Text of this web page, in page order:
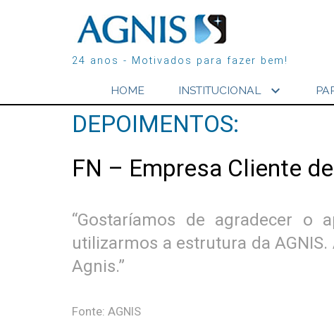
24 anos - Motivados para fazer bem!
HOME INSTITUCIONAL expand_more
DEPOIMENTOS:
FN – Empresa Cliente
“Gostaríamos de agradecer o
utilizarmos a estrutura da
Agnis.”
Fonte: AGNIS